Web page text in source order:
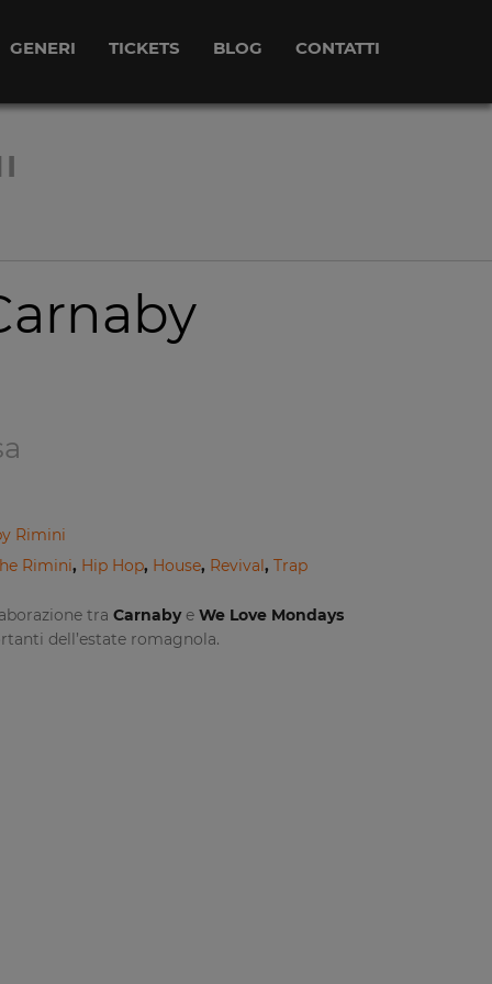
GENERI TICKETS BLOG CONTATTI
Rimini
Rimini, Hip Hop, House, Revival, Trap
tra Carnabye We Love Mondays
dell’estate romagnola.